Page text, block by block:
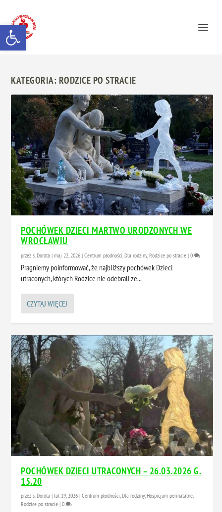
Otwórz pasek narzędzi
KATEGORIA: RODZICE PO STRACIE
POCHÓWEK DZIECI MARTWO URODZONYCH WE
WROCŁAWIU
przezs. Dorota |maj 22, 2026 |Centrum płodności,Dla rodziny,Rodzice po stracie |0
Pragniemy poinformować, że najbliższy pochówek Dzieci
utraconych, których Rodzice nie odebrali ze...
CZYTAJ WIĘCEJ
POCHÓWEK DZIECI UTRACONYCH – 26.03.2026 G.
15.20
przezs. Dorota |lut 19, 2026 |Centrum płodności,Dla rodziny,Hospicjum perinatalne,
Rodzice po stracie |0